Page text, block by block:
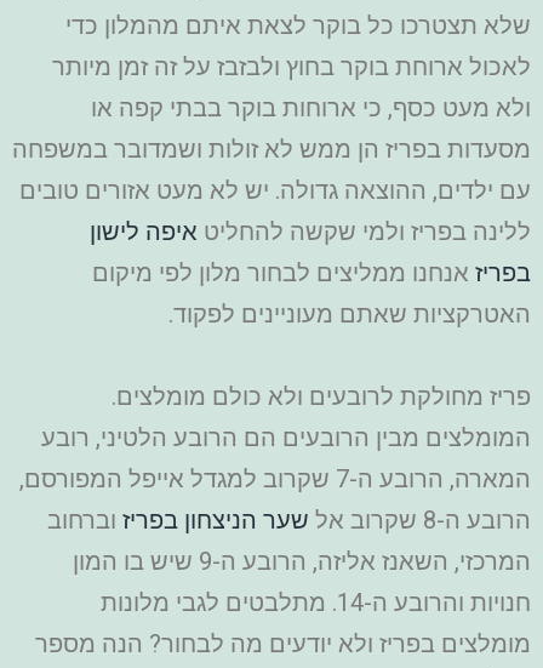
שלא תצטרכו כל בוקר לצאת איתם מהמלון כדי
לאכול ארוחת בוקר בחוץ ולבזבז על זה זמן מיותר
ולא מעט כסף, כי ארוחות בוקר בבתי קפה או
מסעדות בפריז הן ממש לא זולות ושמדובר במשפחה
עם ילדים, ההוצאה גדולה. יש לא מעט אזורים טובים
ללינה בפריז ולמי שקשה להחליט איפה לישון
בפריז אנחנו ממליצים לבחור מלון לפי מיקום
האטרקציות שאתם מעוניינים לפקוד.
פריז מחולקת לרובעים ולא כולם מומלצים.
המומלצים מבין הרובעים הם הרובע הלטיני, רובע
המארה, הרובע ה-7 שקרוב למגדל אייפל המפורסם,
הרובע ה-8 שקרוב אל
שער הניצחון בפריז וברחוב
המרכזי, השאנז אליזה, הרובע ה-9 שיש בו המון
חנויות והרובע ה-14. מתלבטים לגבי מלונות
מומלצים בפריז ולא יודעים מה לבחור? הנה מספר